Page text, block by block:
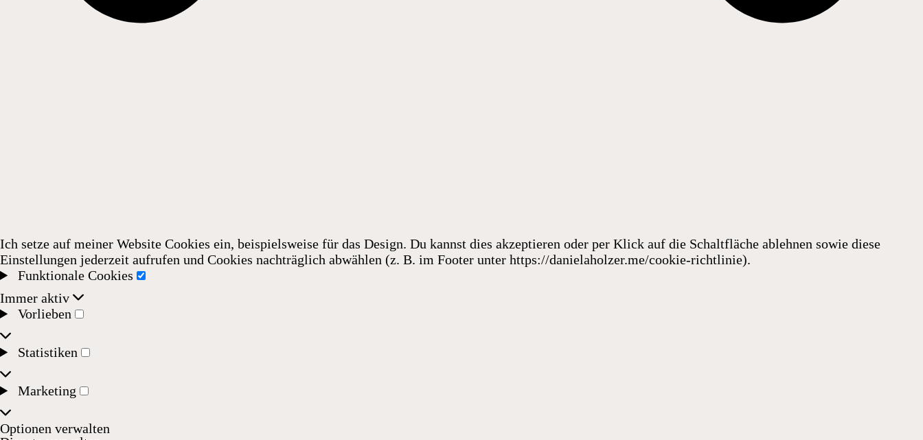
Ich setze auf meiner Website Cookies ein, beispielsweise für das Design. Du kannst dies akzeptieren oder per Klick auf die Schaltfläche ablehnen sowie diese
Einstellungen jederzeit aufrufen und Cookies nachträglich abwählen (z. B. im Footer unter https://danielaholzer.me/cookie-richtlinie).
Funktionale Cookies
Funktionale
Cookies
Immer aktiv
Vorlieben
Vorlieben
Statistiken
Statistiken
Marketing
Marketing
Optionen verwalten